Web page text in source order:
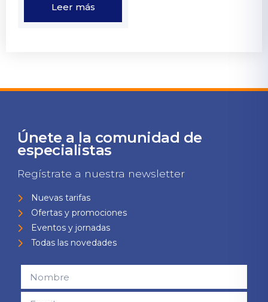
Leer más
Únete a la comunidad de
especialistas
Regístrate a nuestra newsletter
Nuevas tarifas
Ofertas y promociones
Eventos y jornadas
Todas las novedades